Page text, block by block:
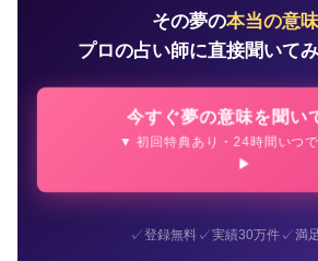
その夢の本当の意味
プロの占い師に直接聞いて
今すぐ夢の意味を聞い
▼ 初回特典あり・24時間いつ
✓登録無料✓実績30万件✓満